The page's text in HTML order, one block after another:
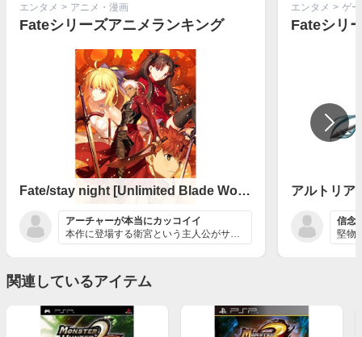
エンタメ > アニメ・漫画
Fateシリーズアニメランキング
Fate/stay night [Unlimited Blade Works]
アーチャーが本当にカッコイイ
本作に登場する衛宮という主人公がサーヴァントを召喚する...
エンタメ > ゲ
Fateシリ
アルトリア
関連しているアイテム